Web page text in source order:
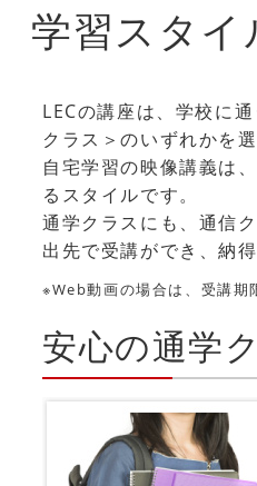
学習スタイ
LECの講座は、学校に
クラス＞のいずれかを
自宅学習の映像講義は
るスタイルです。
通学クラスにも、通信
出先で受講ができ、納
※Web動画の場合は、受講期
安心の通学